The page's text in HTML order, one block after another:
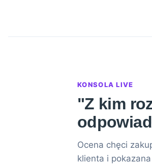
KONSOLA LIVE
"Z kim
Ocena chęci
klienta i